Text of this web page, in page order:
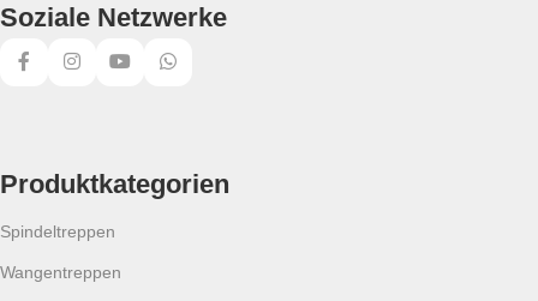
Soziale Netzwerke
Produktkategorien
Spindeltreppen
Wangentreppen